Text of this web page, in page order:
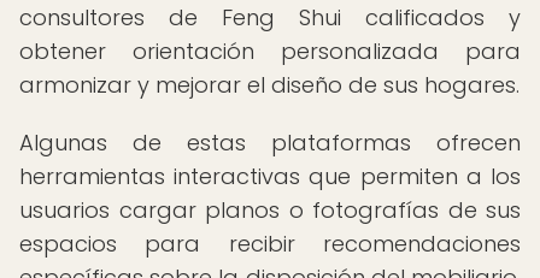
consultores de Feng Shui calificados y
obtener orientación personalizada para
armonizar y mejorar el diseño de sus hogares.
Algunas de estas plataformas ofrecen
herramientas interactivas que permiten a los
usuarios cargar planos o fotografías de sus
espacios para recibir recomendaciones